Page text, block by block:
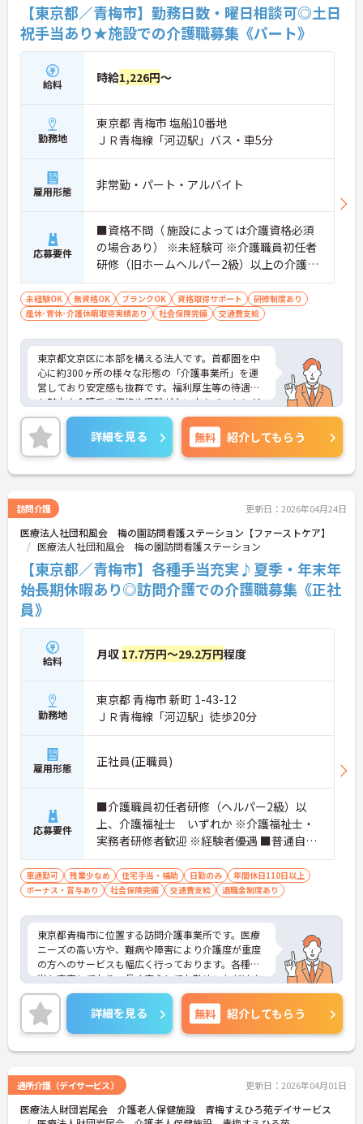
【東京都／青梅市】勤務日数・曜日相談可◎土日
祝手当あり★施設での介護職募集《パート》
給料 時給1,226円～
勤務地
東京都 青梅市 塩船10番地
ＪＲ青梅線「河辺駅」バス・車5分
雇用形態 非常勤・パート・アルバイト
応募要件
■資格不問（ 施設によっては介護資格必須
の場合あり） ※未経験可 ※介護職員初任者
研修（旧ホームヘルパー2級）以上の介護資
格をお持ちの方優遇
未経験OK 無資格OK ブランクOK 資格取得サポート
研修制度あり
産休･育休･介護休暇取得実績あり
社会保険完備 交通費支給
東京都文京区に本部を構える法人です。首都圏を中
心に約300ヶ所の様々な形態の「介護事業所」を運
営しており安定感も抜群です。福利厚生等の待遇面
も魅力♪介護系の資格や経験がない方もチャレンジ
OK◎資格取得支援もあり働きながらスキルアップも
目指します。ご興味ある方には、面接対策ポイント
など、さらに詳細をお話しいたしますのでお気軽に
ご相談ください！
詳細を見る 無料 紹介してもらう
訪問介護 更新日：2026年04月24日
医療法人社団和風会 梅の園訪問看護ステーション【ファーストケア】
医療法人社団和風会 梅の園訪問看護ステーション
【東京都／青梅市】各種手当充実♪夏季・年末年
始長期休暇あり◎訪問介護での介護職募集《正社
員》
給料 月収 17.7万円～29.2万円程度
勤務地
東京都 青梅市 新町 1-43-12
ＪＲ青梅線「河辺駅」徒歩20分
雇用形態 正社員(正職員)
応募要件
■介護職員初任者研修（ヘルパー2級）以
上、介護福祉士 いずれか ※介護福祉士・
実務者研修者歓迎 ※経験者優遇 ■普通自動
車免許（AT限定可）
車通勤可 残業少なめ 住宅手当・補助 日勤のみ
年間休日110日以上
ボーナス・賞与あり
社会保険完備 交通費支給 退職金制度あり
東京都青梅市に位置する訪問介護事業所です。医療
ニーズの高い方や、難病や障害により介護度が重度
の方へのサービスも幅広く行っております。各種手
当も充実しており、長く安心してお勤めいただけま
す。研修会や勉強会、調理実習などを定期的に行
い、働きながらスキルアップも目指せます。ご興味
のある方には、面接対策ポイントなど、さらに詳細
をお話しいたしますのでお気軽にご相談ください！
詳細を見る 無料 紹介してもらう
通所介護（デイサービス） 更新日：2026年04月01日
医療法人財団岩尾会 介護老人保健施設 青梅すえひろ苑デイサービス